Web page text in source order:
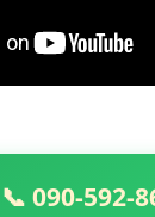
📞 090-592-